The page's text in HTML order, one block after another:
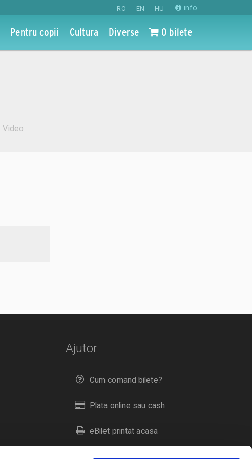
RO EN HU info
Pentru copii Cultura Diverse 0 bilete
Video
Ajutor
Cum comand bilete?
Plata online sau cash
eBilet printat acasa
Livrare prin curier